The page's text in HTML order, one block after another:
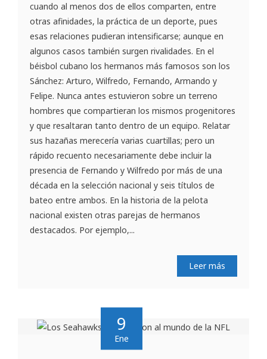
cuando al menos dos de ellos comparten, entre
otras afinidades, la práctica de un deporte, pues
esas relaciones pudieran intensificarse; aunque en
algunos casos también surgen rivalidades. En el
béisbol cubano los hermanos más famosos son los
Sánchez: Arturo, Wilfredo, Fernando, Armando y
Felipe. Nunca antes estuvieron sobre un terreno
hombres que compartieran los mismos progenitores
y que resaltaran tanto dentro de un equipo. Relatar
sus hazañas merecería varias cuartillas; pero un
rápido recuento necesariamente debe incluir la
presencia de Fernando y Wilfredo por más de una
década en la selección nacional y seis títulos de
bateo entre ambos. En la historia de la pelota
nacional existen otras parejas de hermanos
destacados. Por ejemplo,...
Leer más
9
Ene